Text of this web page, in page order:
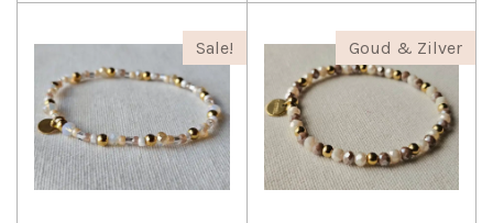
Sale! Goud & Zilver